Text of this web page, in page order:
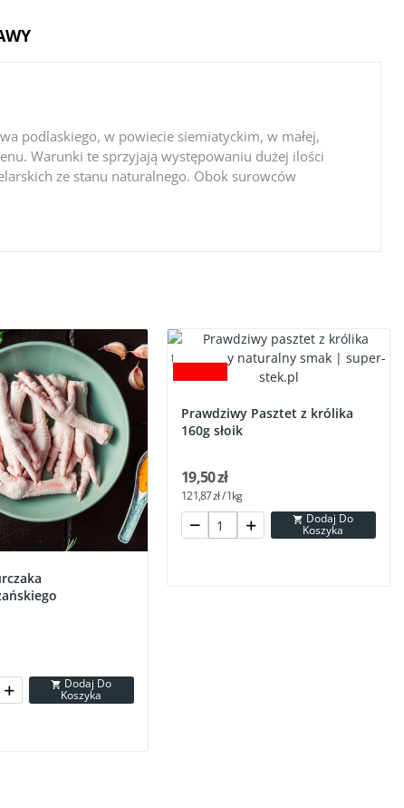
podlaskiego, w powiecie siemiatyckim, w małej,
Warunki te sprzyjają występowaniu dużej ilości
ze stanu naturalnego. Obok surowców

Koszyka
Prawdziwy Pasztet z królika
160g słoik

Koszyka
19,50 zł
121,87 zł / 1kg